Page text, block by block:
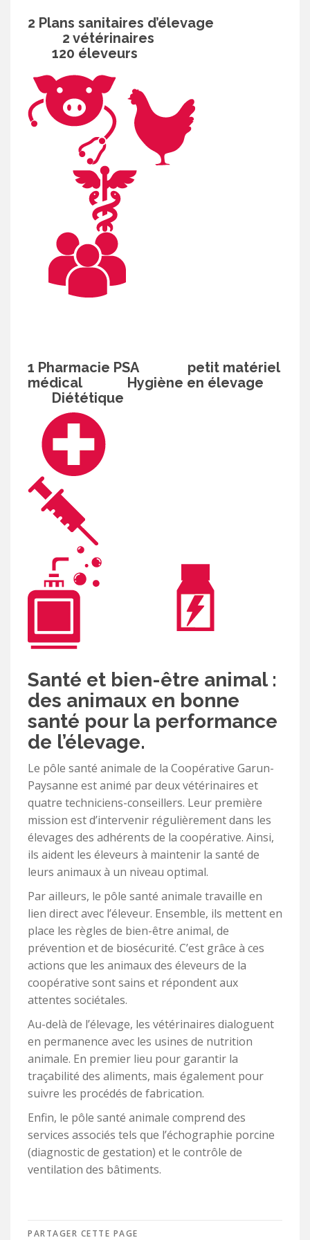
2 Plans sanitaires d’élevage
2 vétérinaires
120 éleveurs
1 Pharmacie PSA petit matériel
médical Hygiène en élevage
Diététique
Santé et bien-être animal :
des animaux en bonne
santé pour la performance
de l’élevage.
Le pôle santé animale de la Coopérative Garun-
Paysanne est animé par deux vétérinaires et
quatre techniciens-conseillers. Leur première
mission est d’intervenir régulièrement dans les
élevages des adhérents de la coopérative. Ainsi,
ils aident les éleveurs à maintenir la santé de
leurs animaux à un niveau optimal.
Par ailleurs, le pôle santé animale travaille en
lien direct avec l’éleveur. Ensemble, ils mettent en
place les règles de bien-être animal, de
prévention et de biosécurité. C’est grâce à ces
actions que les animaux des éleveurs de la
coopérative sont sains et répondent aux
attentes sociétales.
Au-delà de l’élevage, les vétérinaires dialoguent
en permanence avec les usines de nutrition
animale. En premier lieu pour garantir la
traçabilité des aliments, mais également pour
suivre les procédés de fabrication.
Enfin, le pôle santé animale comprend des
services associés tels que l’échographie porcine
(diagnostic de gestation) et le contrôle de
ventilation des bâtiments.
PARTAGER CETTE PAGE